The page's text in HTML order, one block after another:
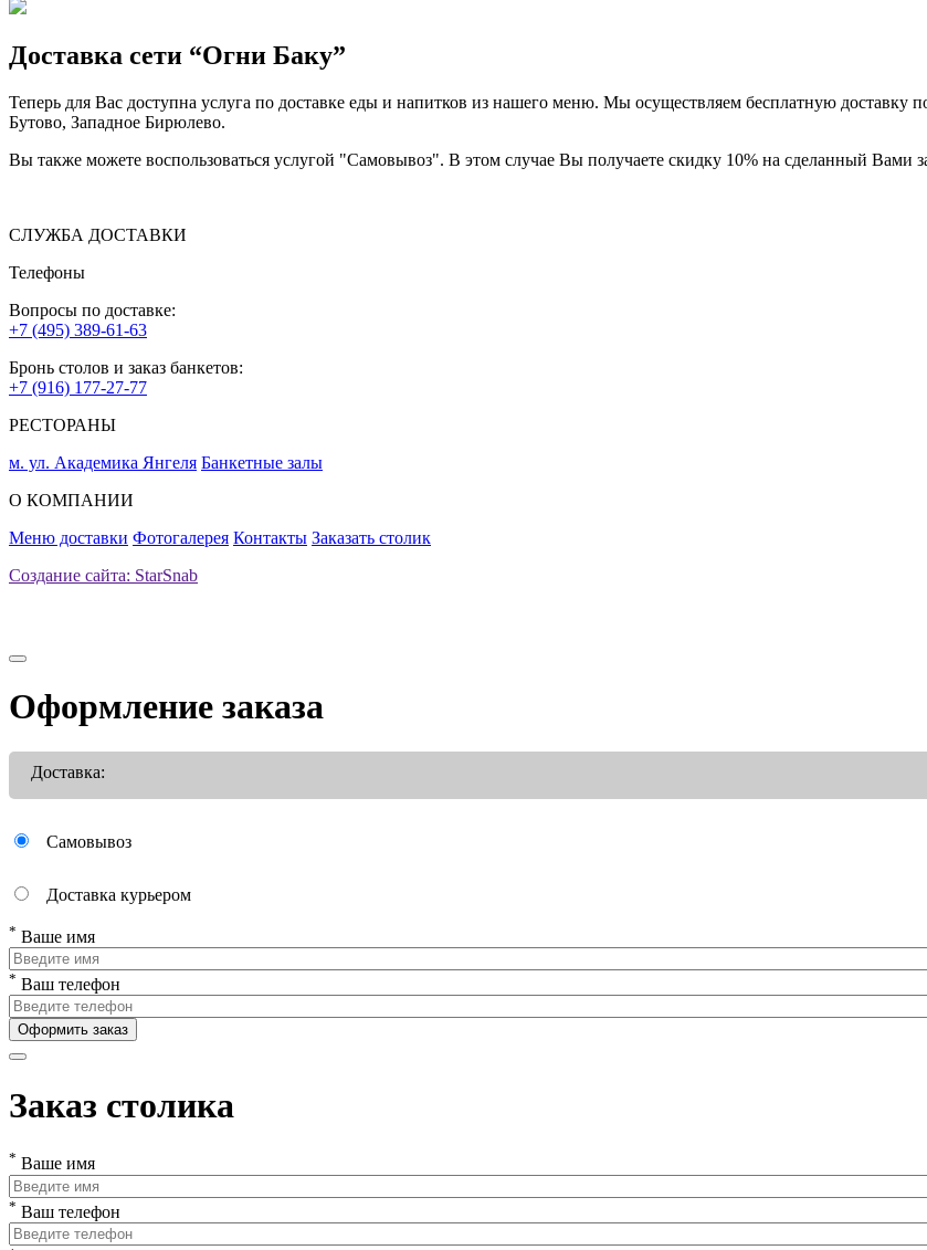
Доставка сети “Огни Баку”
Теперь для Вас доступна услуга по доставке еды и напитков из нашего меню. Мы осуществляем бесплатную
Бутово, Западное Бирюлево.
Вы также можете воспользоваться услугой "Самовывоз". В этом случае Вы получаете скидку 10% на сделанный Вами
СЛУЖБА ДОСТАВКИ
Телефоны
Вопросы по доставке:
+7 (495) 389-61-63
Бронь столов и заказ банкетов:
+7 (916) 177-27-77
РЕСТОРАНЫ
м. ул. Академика Янгеля Банкетные залы
О КОМПАНИИ
Меню доставки Фотогалерея Контакты Заказать столик
Создание сайта: StarSnab
Оформление заказа
Доставка:
Самовывоз
Доставка курьером
* Ваше имя
* Ваш телефон
Оформить заказ
Заказ столика
* Ваше имя
* Ваш телефон